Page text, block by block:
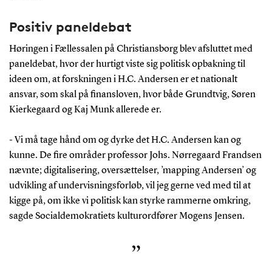
Positiv paneldebat
Høringen i Fællessalen på Christiansborg blev afsluttet med
paneldebat, hvor der hurtigt viste sig politisk opbakning til
ideen om, at forskningen i H.C. Andersen er et nationalt
ansvar, som skal på finansloven, hvor både Grundtvig, Søren
Kierkegaard og Kaj Munk allerede er.
- Vi må tage hånd om og dyrke det H.C. Andersen kan og
kunne. De fire områder professor Johs. Nørregaard Frandsen
nævnte; digitalisering, oversættelser, ’mapping Andersen’ og
udvikling af undervisningsforløb, vil jeg gerne ved med til at
kigge på, om ikke vi politisk kan styrke rammerne omkring,
sagde Socialdemokratiets kulturordfører Mogens Jensen.
”